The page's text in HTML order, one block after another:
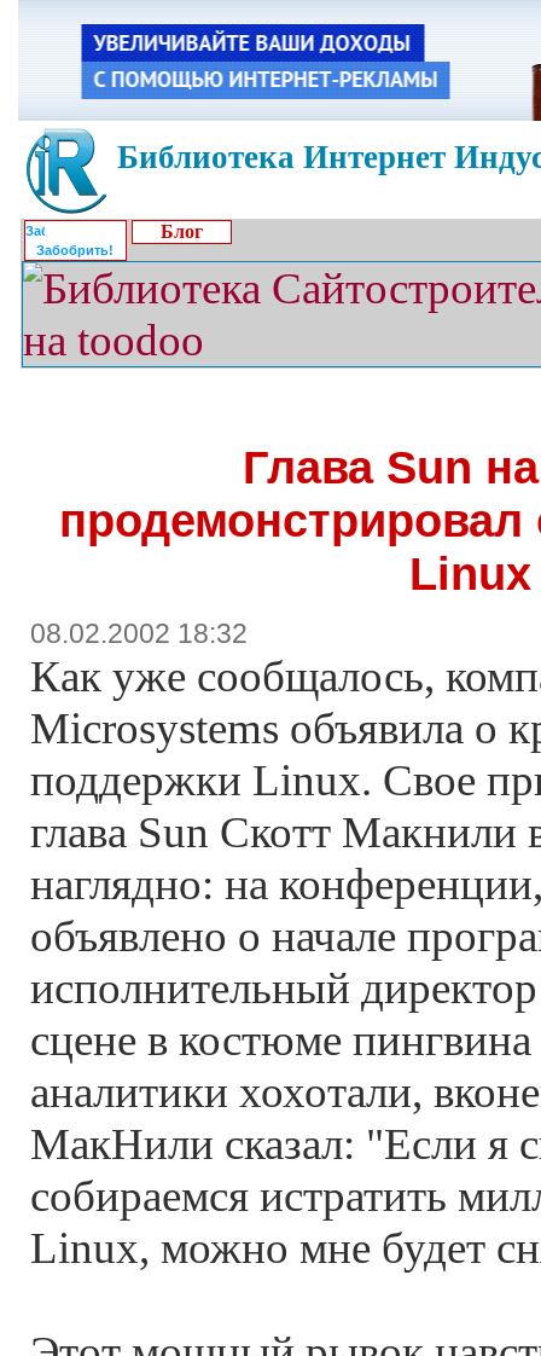
Библиотека Интернет
Забобрить!
Блог
Глава Sun
Linux
08.02.2002 18:32
Как уже сообщалось,
Microsystems объявила о
поддержки Linux. Свое
глава Sun Скотт Макнили
наглядно: на
объявлено о начале
исполнительный
сцене в костюме
аналитики хохотали,
МакНили сказал: "Если я
собираемся истратить
Linux, можно мне будет